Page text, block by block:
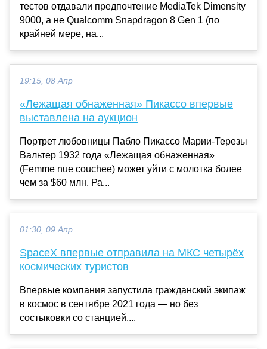
тестов отдавали предпочтение MediaTek Dimensity
9000, а не Qualcomm Snapdragon 8 Gen 1 (по
крайней мере, на...
19:15, 08 Апр
«Лежащая обнаженная» Пикассо впервые
выставлена на аукцион
Портрет любовницы Пабло Пикассо Марии-Терезы
Вальтер 1932 года «Лежащая обнаженная»
(Femme nue couchee) может уйти с молотка более
чем за $60 млн. Ра...
01:30, 09 Апр
SpaceX впервые отправила на МКС четырёх
космических туристов
Впервые компания запустила гражданский экипаж
в космос в сентябре 2021 года — но без
состыковки со станцией....